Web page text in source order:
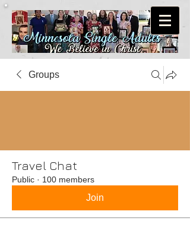
Groups
Travel Chat
Public · 100 members
Join